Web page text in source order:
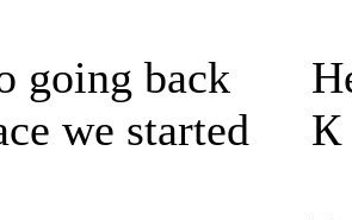
going back
we started
К